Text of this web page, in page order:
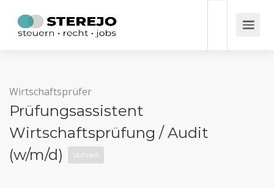
Wirtschaftsprüfer
Prüfungsassistent
Wirtschaftsprüfung / Audit
(w/m/d)
Vollzeit